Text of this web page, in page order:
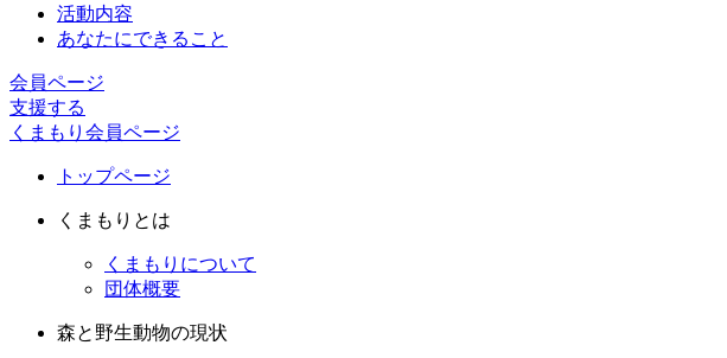
活動内容
あなたにできること
会員ページ
支援する
くまもり会員ページ
トップページ
くまもりとは
くまもりについて
団体概要
森と野生動物の現状